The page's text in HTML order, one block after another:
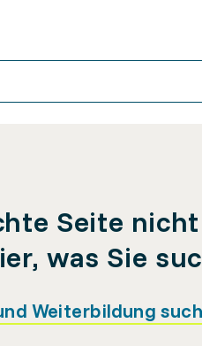
Seite
was Sie
Weiterbildung